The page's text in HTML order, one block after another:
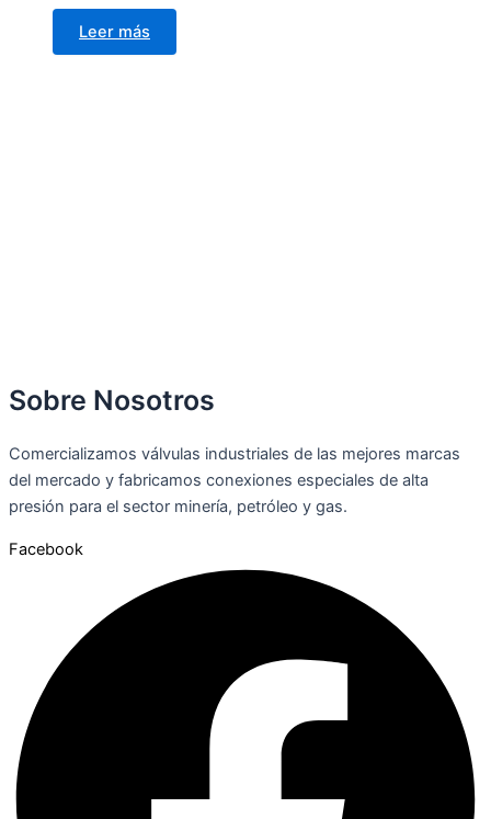
Leer más
Sobre Nosotros
Comercializamos válvulas industriales de las mejores marcas
del mercado y fabricamos conexiones especiales de alta
presión para el sector minería, petróleo y gas.
Facebook